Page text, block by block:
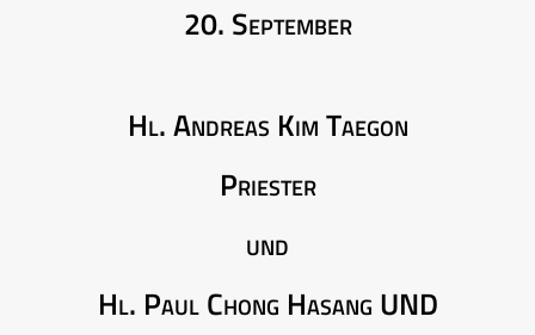
20. September
Hl. Andreas Kim Taegon
Priester
und
Hl. Paul Chong Hasang UND